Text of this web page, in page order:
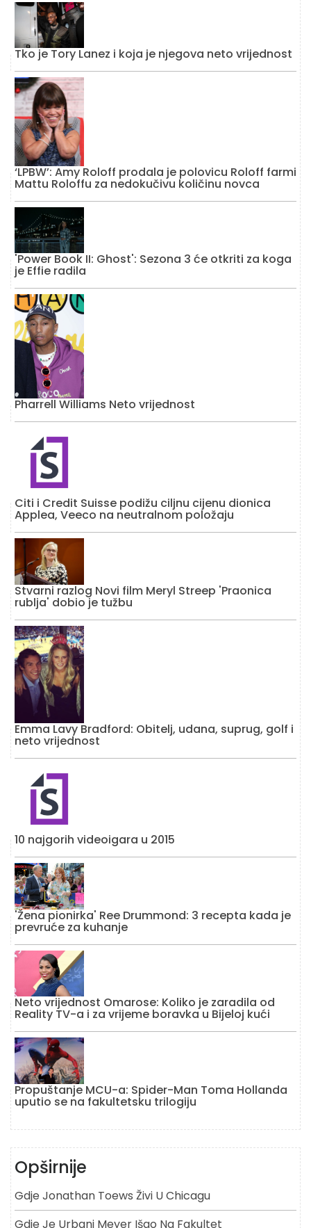
Tko je Tory Lanez i koja je njegova neto vrijednost
‘LPBW’: Amy Roloff prodala je polovicu Roloff farmi
Mattu Roloffu za nedokučivu količinu novca
'Power Book II: Ghost': Sezona 3 će otkriti za koga
je Effie radila
Pharrell Williams Neto vrijednost
Citi i Credit Suisse podižu ciljnu cijenu dionica
Applea, Veeco na neutralnom položaju
Stvarni razlog Novi film Meryl Streep 'Praonica
rublja' dobio je tužbu
Emma Lavy Bradford: Obitelj, udana, suprug, golf i
neto vrijednost
10 najgorih videoigara u 2015
'Žena pionirka' Ree Drummond: 3 recepta kada je
prevruće za kuhanje
Neto vrijednost Omarose: Koliko je zaradila od
Reality TV-a i za vrijeme boravka u Bijeloj kući
Propuštanje MCU-a: Spider-Man Toma Hollanda
uputio se na fakultetsku trilogiju
Opširnije
Gdje Jonathan Toews Živi U Chicagu
Gdje Je Urbani Meyer Išao Na Fakultet